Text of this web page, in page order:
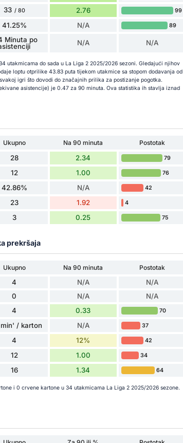
33 / 80 2.76 99
41.25% N/A 89
Minuta po
N/A N/A
utakmicama do sada u La Liga 2 2025/2026 sezoni. Gledajući njihov
loptu otprilike 43.83 puta tijekom utakmice sa stopom dodavanja od
igri što dovodi do značajnih prilika za postizanje pogotka.
asistencije) je 0.47 za 90 minuta. Ova statistika ih stavlja iznad
Ukupno Na 90 minuta
Postotak
28 2.34 79
12 1.00 76
42.86% N/A 42
23 1.92 4
3 0.25 75
prekršaja
Ukupno Na 90 minuta
Postotak
4 N/A N/A
0 N/A N/A
4 0.33 70
/ karton N/A 37
4 12% 42
12 1.00 34
16 1.34 64
i 0 crvene kartone u 34 utakmicama La Liga 2 2025/2026 sezone.